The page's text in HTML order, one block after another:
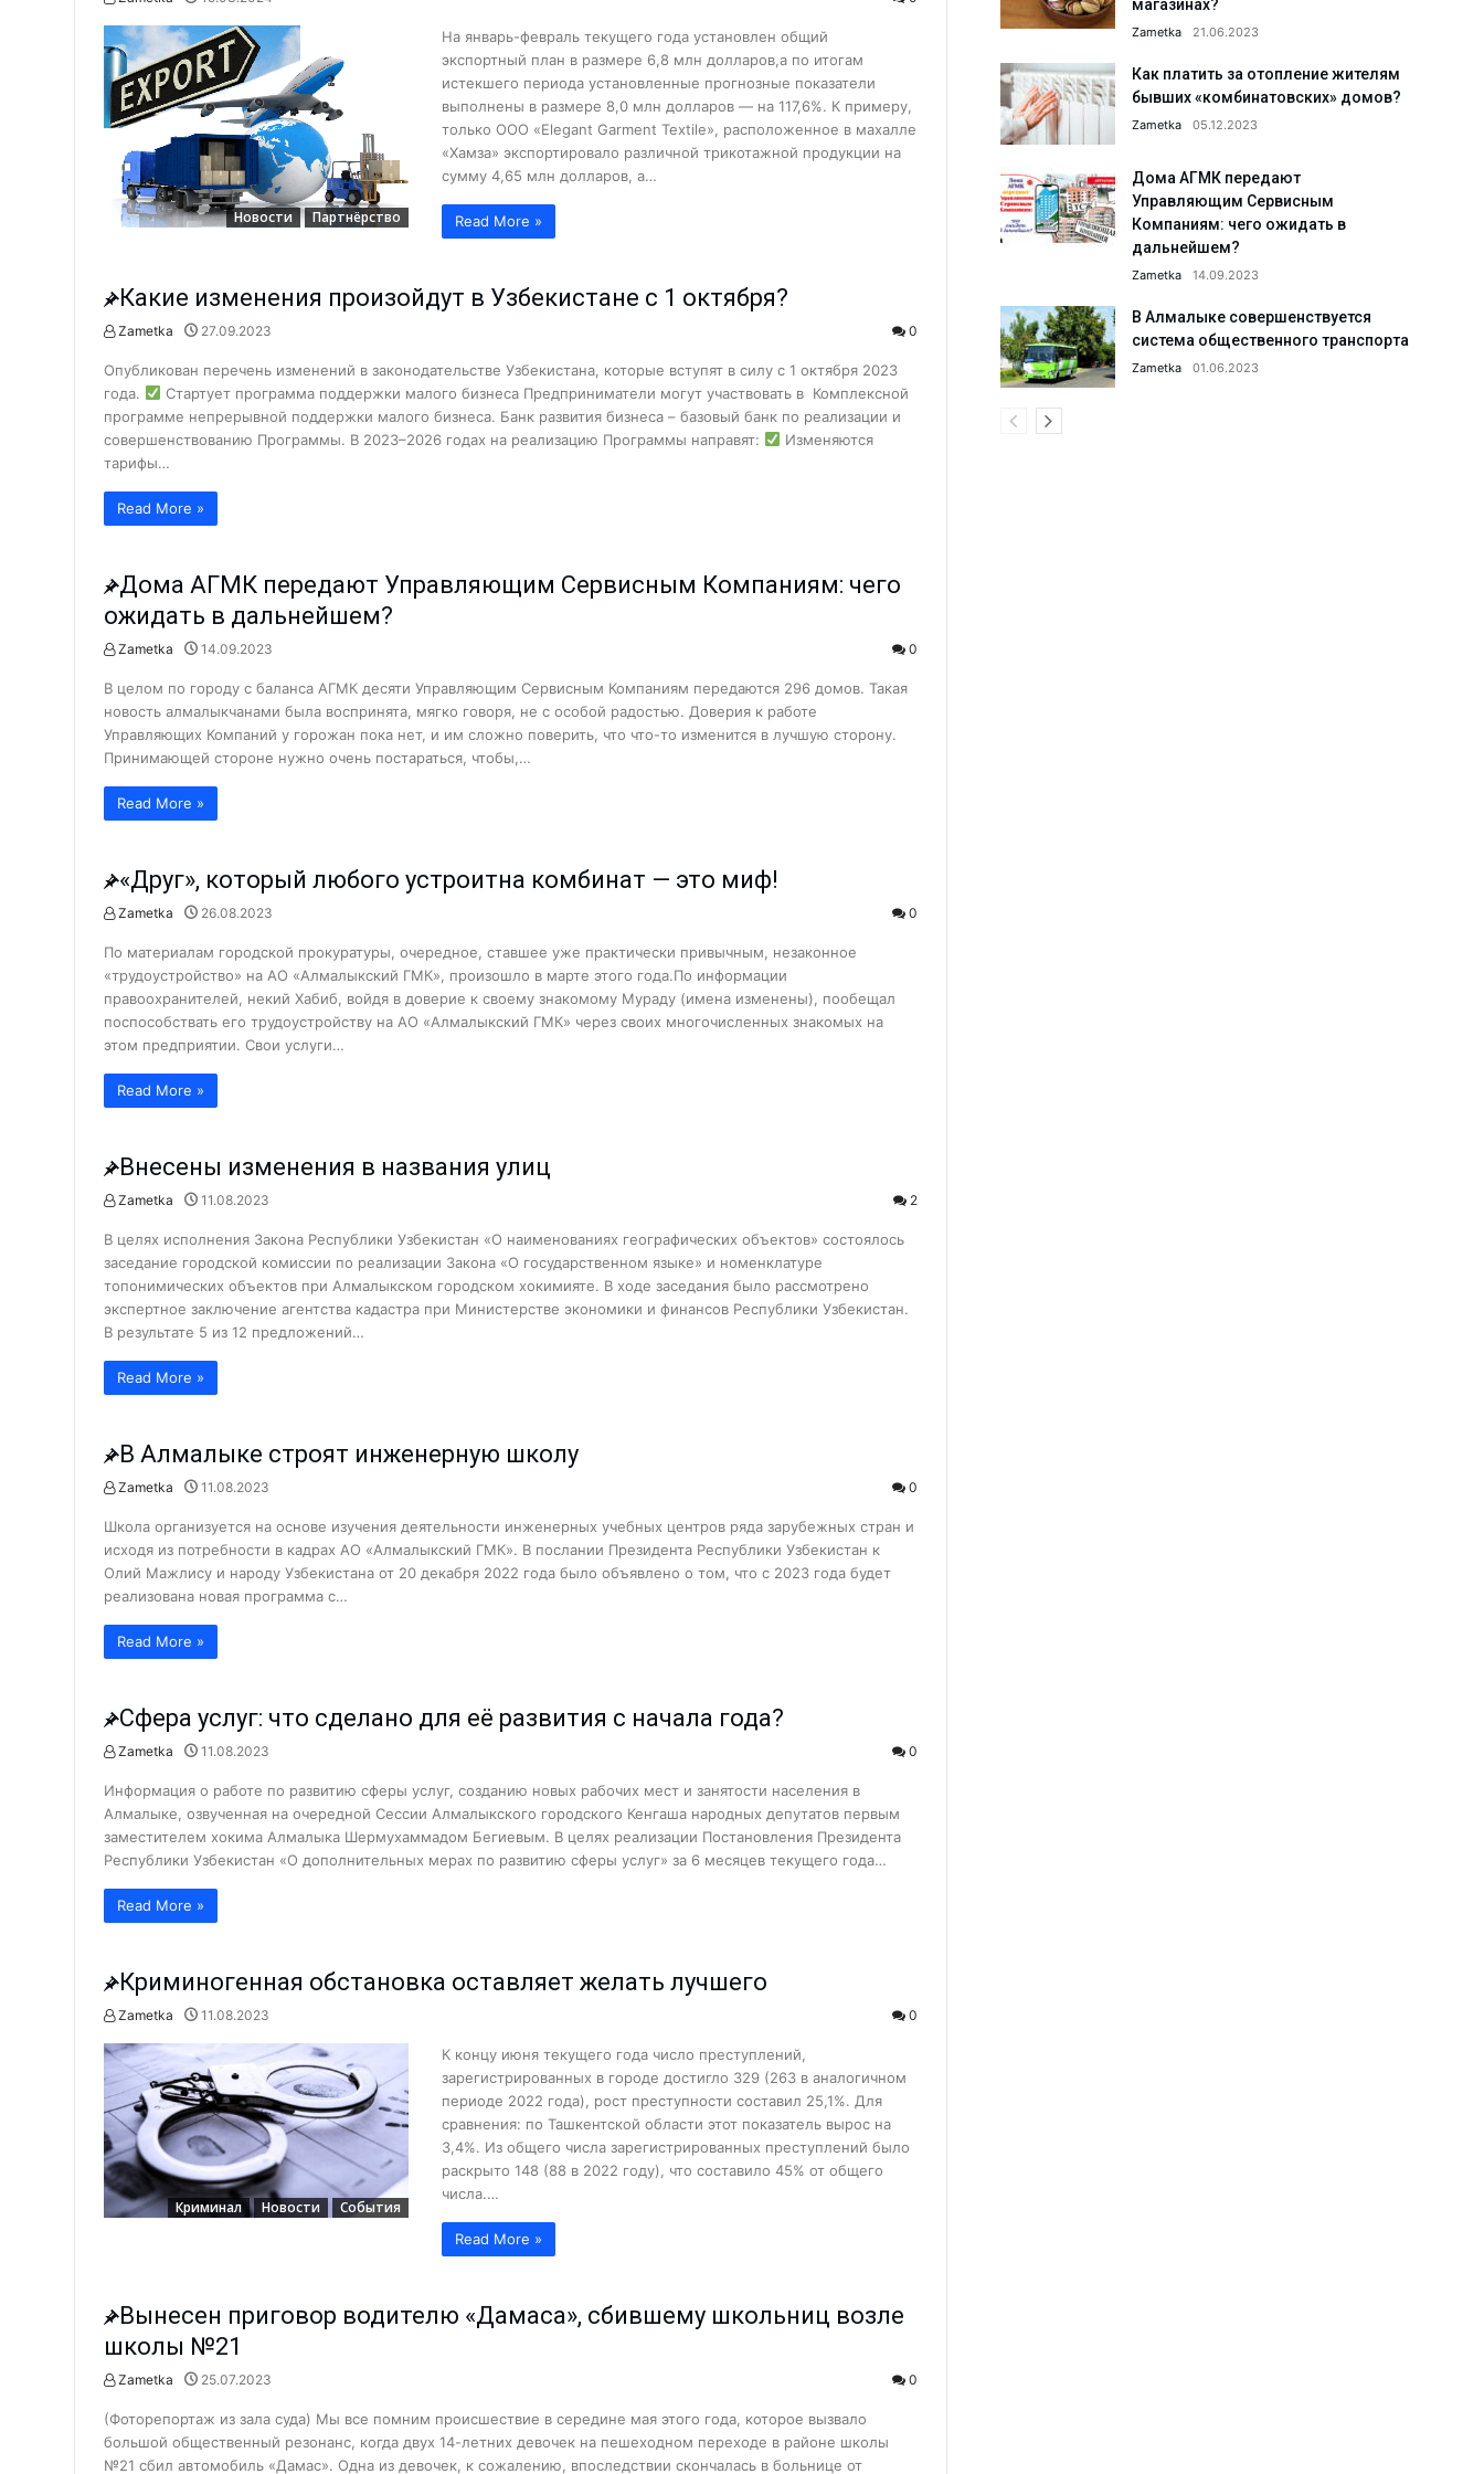
Сколько инвестиций привлечено в Алмалык?...
Нарушение правил ТБ привело к гибели…...
Время анализа: как работают алмалыкские УСК?...
Владимиру Башкирову – 75 лет!...
Чем занимается лидер молодёжи?...
Миграция: где работают и сколько зарабатывают ...
На АГМК налажено новое производство...
Избран новый председатель Алмалыкского РКЦ...
Депутаты выслушали обращение хокима...
Поддержка молодёжных инициатив...
Хранители народной культуры...
Б. Мирзаев: «Дайте нам время, и мы взраст...
Как летом избежать пищевых отравлений?...
Юбилей в кругу коллег: Сапарали Туракулову ...
Обращение к жителям Ташкентской области...
Футбольная школа ПФК АГМК — преобразован...
Что сделано в 1 секторе города с начала года?...
Парку «Строитель» дали вторую жизнь!...
АГМК: реализация мегапроекта — новый мет...
Ансамблю танца «Ситора» — 35 л...
Поддержка семьи и женщин: что сделано в 1 квар...
Женщин обучают профессиям бесплатно...
20 проектов из Алмалыка — победители ...
Счастье — это то, чем нужно делиться…...
Угнал автомобиль и бросил в одном из дворов...
Магистратура в Москве: всё, благодаря вере и п...
Человечность — это про любовь...
Что входит в полномочия помощника хокима и лид...
Корейская диаспора Алмалыка встретила Восточны...
Доверяй, но проверяй…...
На что предпринимателям в Алмалыке выделяют кр...
Самоубийство — выход?...
Есть такие семьи в Алмалыке…...
Зима не за горами: как подготовить свой автомо...
Чем заканчивается незаконная «подработка&...
Развитие сферы услуг в городе — улучшит ...
Что делать в случае проблем с горячей водой и ...
Что на повестке профсоюза АО «Ammofos-Max...
Новости Партнёрство
На январь-февраль текущего года установлен общий
экспортный план в размере 6,8 млн долларов,а по итогам
истекшего периода установленные прогнозные показатели
выполнены в размере 8,0 млн долларов — на 117,6%. К примеру,
только ООО «Elegant Garment Textile», расположенное в махалле
«Хамза» экспортировало различной трикотажной продукции на
сумму 4,65 млн долларов, а…
Read More »
Какие изменения произойдут в Узбекистане с 1 октября?
Zametka 27.09.2023 0
Опубликован перечень изменений в законодательстве Узбекистана, которые вступят в силу с 1 октября 2023
года.
Стартует программа поддержки малого бизнеса Предприниматели могут участвовать в Комплексной
программе непрерывной поддержки малого бизнеса. Банк развития бизнеса – базовый банк по реализации и
совершенствованию Программы. В 2023–2026 годах на реализацию Программы направят:
Изменяются
тарифы…
Read More »
Дома АГМК передают Управляющим Сервисным Компаниям: чего
ожидать в дальнейшем?
Zametka 14.09.2023 0
В целом по городу с баланса АГМК десяти Управляющим Сервисным Компаниям передаются 296 домов. Такая
новость алмалыкчанами была воспринята, мягко говоря, не с особой радостью. Доверия к работе
Управляющих Компаний у горожан пока нет, и им сложно поверить, что что-то изменится в лучшую сторону.
Принимающей стороне нужно очень постараться, чтобы,…
Read More »
«Друг», который любого устроитна комбинат — это миф!
Zametka 26.08.2023 0
Криминал Наши Истории
По материалам городской прокуратуры, очередное, ставшее уже практически привычным, незаконное
«трудоустройство» на АО «Алмалыкский ГМК», произошло в марте этого года.По информации
правоохранителей, некий Хабиб, войдя в доверие к своему знакомому Мураду (имена изменены), пообещал
поспособствать его трудоустройству на АО «Алмалыкский ГМК» через своих многочисленных знакомых на
этом предприятии. Свои услуги…
Read More »
Внесены изменения в названия улиц
Zametka 11.08.2023 2
В целях исполнения Закона Республики Узбекистан «О наименованиях географических объектов» состоялось
заседание городской комиссии по реализации Закона «О государственном языке» и номенклатуре
топонимических объектов при Алмалыкском городском хокимияте. В ходе заседания было рассмотрено
экспертное заключение агентства кадастра при Министерстве экономики и финансов Республики Узбекистан.
В результате 5 из 12 предложений…
Read More »
В Алмалыке строят инженерную школу
Zametka 11.08.2023 0
Школа организуется на основе изучения деятельности инженерных учебных центров ряда зарубежных стран и
исходя из потребности в кадрах АО «Алмалыкский ГМК». В послании Президента Республики Узбекистан к
Олий Мажлису и народу Узбекистана от 20 декабря 2022 года было объявлено о том, что с 2023 года будет
реализована новая программа с…
Read More »
Сфера услуг: что сделано для её развития с начала года?
Zametka 11.08.2023 0
Информация о работе по развитию сферы услуг, созданию новых рабочих мест и занятости населения в
Алмалыке, озвученная на очередной Сессии Алмалыкского городского Кенгаша народных депутатов первым
заместителем хокима Алмалыка Шермухаммадом Бегиевым. В целях реализации Постановления Президента
Республики Узбекистан «О дополнительных мерах по развитию сферы услуг» за 6 месяцев текущего года…
Read More »
Криминогенная обстановка оставляет желать лучшего
Zametka 11.08.2023 0
Криминал Новости События
К концу июня текущего года число преступлений,
зарегистрированных в городе достигло 329 (263 в аналогичном
периоде 2022 года), рост преступности составил 25,1%. Для
сравнения: по Ташкентской области этот показатель вырос на
3,4%. Из общего числа зарегистрированных преступлений было
раскрыто 148 (88 в 2022 году), что составило 45% от общего
числа.…
Read More »
Вынесен приговор водителю «Дамаса», сбившему школьниц возле
школы №21
Zametka 25.07.2023 0
(Фоторепортаж из зала суда) Мы все помним происшествие в середине мая этого года, которое вызвало
большой общественный резонанс, когда двух 14-летних девочек на пешеходном переходе в районе школы
№21 сбил автомобиль «Дамас». Одна из девочек, к сожалению, впоследствии скончалась в больнице от
магазинах?
Zametka 21.06.2023
Как платить за отопление жителям
бывших «комбинатовских» домов?
Zametka 05.12.2023
Дома АГМК передают
Управляющим Сервисным
Компаниям: чего ожидать в
дальнейшем?
Zametka 14.09.2023
В Алмалыке совершенствуется
система общественного транспорта
Zametka 01.06.2023